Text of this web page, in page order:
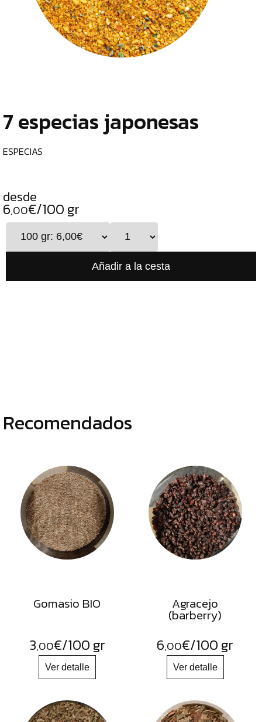
TIENDA
CHOCOLATES
ESPECIALES
CURRY
CAFÉS
GENERAL
ALIMENTOS
DESHIDRATADOS
7 especias japonesas
ESPECIAS
desde
6,00€/100 gr
Recomendados
Gomasio BIO
3,00€/100 gr
Agracejo
(barberry)
6,00€/100 gr